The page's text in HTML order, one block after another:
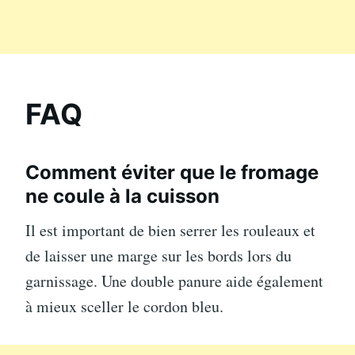
FAQ
Comment éviter que le fromage
ne coule à la cuisson
Il est important de bien serrer les rouleaux et
de laisser une marge sur les bords lors du
garnissage. Une double panure aide également
à mieux sceller le cordon bleu.